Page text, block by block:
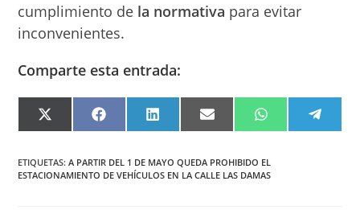
cumplimiento de la normativa para evitar
inconvenientes.
Comparte esta entrada:
COMPARTIR
EN
COMPARTIR
EN
COMPARTIR
EN
COMPARTIR
EN
COMPARTIR
EN EN
ETIQUETAS:A PARTIR DEL 1 DE MAYO QUEDA PROHIBIDO EL
ESTACIONAMIENTO DE VEHÍCULOS EN LA CALLE LAS DAMAS